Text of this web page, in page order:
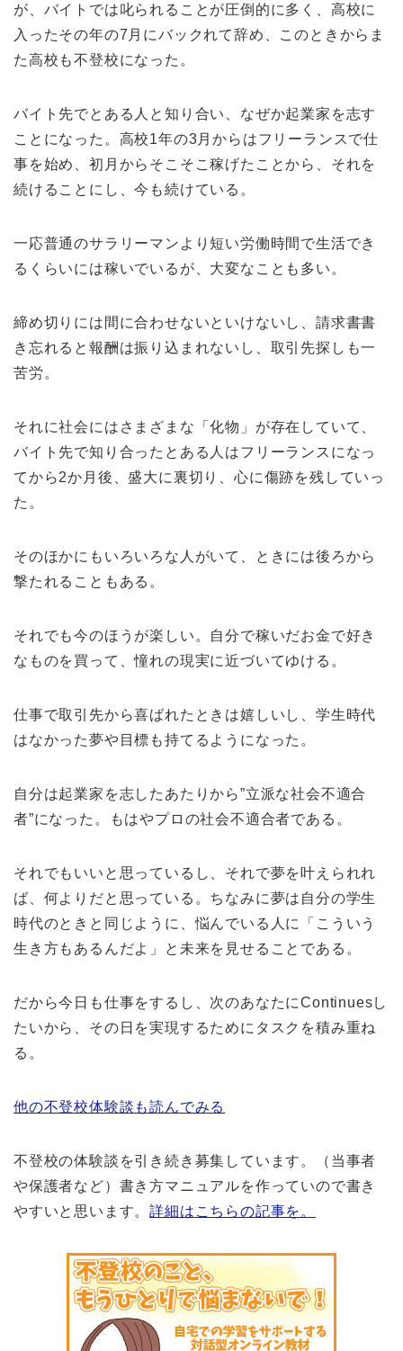
が、バイトでは叱られることが圧倒的に多く、高校に
入ったその年の7月にバックれて辞め、このときからま
た高校も不登校になった。
バイト先でとある人と知り合い、なぜか起業家を志す
ことになった。高校1年の3月からはフリーランスで仕
事を始め、初月からそこそこ稼げたことから、それを
続けることにし、今も続けている。
一応普通のサラリーマンより短い労働時間で生活でき
るくらいには稼いでいるが、大変なことも多い。
締め切りには間に合わせないといけないし、請求書書
き忘れると報酬は振り込まれないし、取引先探しも一
苦労。
それに社会にはさまざまな「化物」が存在していて、
バイト先で知り合ったとある人はフリーランスになっ
てから2か月後、盛大に裏切り、心に傷跡を残していっ
た。
そのほかにもいろいろな人がいて、ときには後ろから
撃たれることもある。
それでも今のほうが楽しい。自分で稼いだお金で好き
なものを買って、憧れの現実に近づいてゆける。
仕事で取引先から喜ばれたときは嬉しいし、学生時代
はなかった夢や目標も持てるようになった。
自分は起業家を志したあたりから”立派な社会不適合
者”になった。もはやプロの社会不適合者である。
それでもいいと思っているし、それで夢を叶えられれ
ば、何よりだと思っている。ちなみに夢は自分の学生
時代のときと同じように、悩んでいる人に「こういう
生き方もあるんだよ」と未来を見せることである。
だから今日も仕事をするし、次のあなたにContinuesし
たいから、その日を実現するためにタスクを積み重ね
る。
他の不登校体験談も読んでみる
不登校の体験談を引き続き募集しています。（当事者
や保護者など）書き方マニュアルを作っていので書き
やすいと思います。詳細はこちらの記事を。